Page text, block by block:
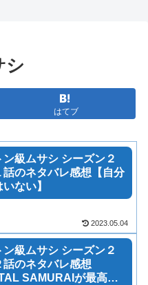
シ
はてブ
ン級ムサシ シーズン２
話のネタバレ感想【自分
ない】
2023.05.04
ン級ムサシ シーズン２
話のネタバレ感想
SAMURAIが最高の